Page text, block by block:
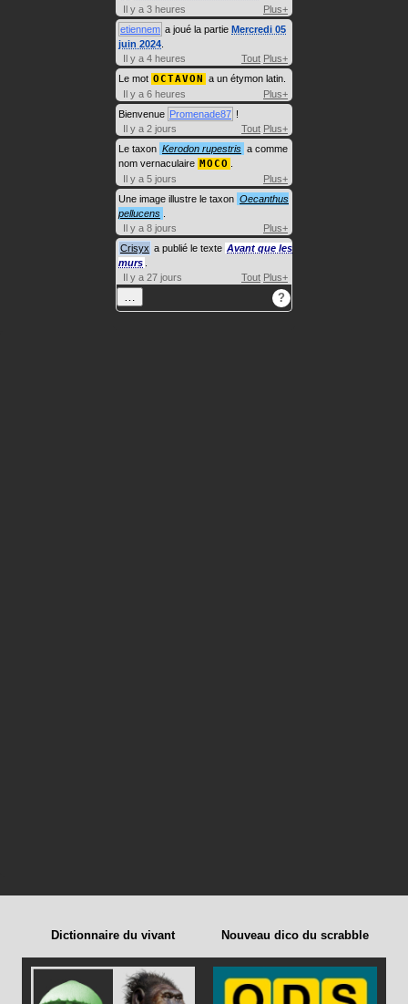
Il y a 3 heures
Plus+
etiennem a joué la partie Mercredi 05
juin 2024
Il y a 4 heures
Tout Plus+
Le mot OCTAVON a un étymon latin.
Il y a 6 heures
Plus+
Bienvenue Promenade87 !
Il y a 2 jours
Tout Plus+
Le taxon Kerodon rupestris a comme
nom vernaculaire MOCO
Il y a 5 jours
Plus+
Une image illustre le taxon Oecanthus
pellucens
Il y a 8 jours
Plus+
Crisyx a publié le texte Avant que les
murs
Il y a 27 jours
Tout Plus+
… ?
Dictionnaire du vivant Nouveau dico du scrabble